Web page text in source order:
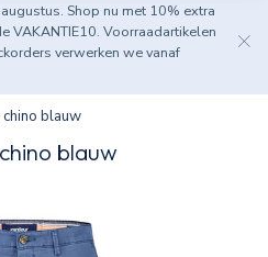
Shop nu met 10% extra
VAKANTIE10. Voorraadartikelen
verwerken we vanaf
blauw
blauw